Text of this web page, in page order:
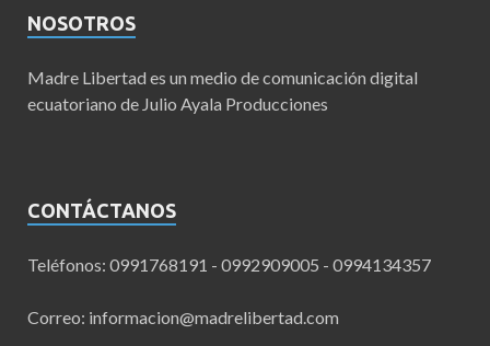
NOSOTROS
Madre Libertad es un medio de comunicación digital
ecuatoriano de Julio Ayala Producciones
CONTÁCTANOS
Teléfonos: 0991768191 - 0992909005 - 0994134357
Correo: informacion@madrelibertad.com